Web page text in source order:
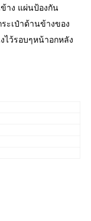
าง แผ่นป้องกัน
ะเป๋าด้านข้างของ
ไว้รอบๆหน้าอกหลัง